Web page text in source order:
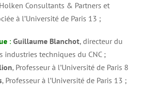
Consultants & Partners et
à l’Université de Paris 13 ;
: Guillaume Blanchot, directeur du
industries techniques du CNC ;
, Professeur à l’Université de Paris 8
, Professeur à l’Université de Paris 13 ;